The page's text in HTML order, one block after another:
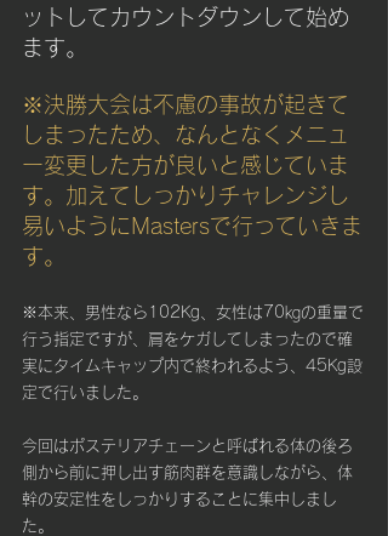
ットしてカウントダウンして始め
ます。
※決勝大会は不慮の事故が起きて
しまったため、なんとなくメニュ
ー変更した方が良いと感じていま
す。加えてしっかりチャレンジし
易いようにMastersで行っていきま
す。
※本来、男性なら102Kg、女性は70㎏の重量で
行う指定ですが、肩をケガしてしまったので確
実にタイムキャップ内で終われるよう、45Kg設
定で行いました。
今回はポステリアチェーンと呼ばれる体の後ろ
側から前に押し出す筋肉群を意識しながら、体
幹の安定性をしっかりすることに集中しまし
た。